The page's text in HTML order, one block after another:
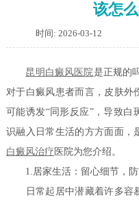
该怎
时间: 2026-03-12
昆明白癜风医院是正规的
对于白癜风患者而言，皮肤外
可能诱发“同形反应”，导致白
识融入日常生活的方方面面，
白癜风治疗 医院为您介绍。
1.居家生活：留心细节，防
日常起居中潜藏着许多容易